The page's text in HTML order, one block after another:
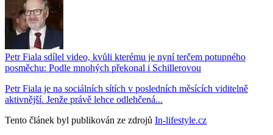
Petr Fiala sdílel video, kvůli kterému je nyní terčem potupného
posměchu: Podle mnohých překonal i Schillerovou
Petr Fiala je na sociálních sítích v posledních měsících viditelně
aktivnější. Jenže právě lehce odlehčená...
Tento článek byl publikován ze zdrojů In-lifestyle.cz